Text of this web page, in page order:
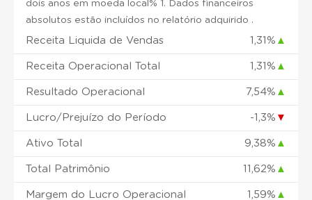
dois anos em moeda local% 1. Dados financeiros
absolutos estão incluídos no relatório adquirido .
Receita Liquida de Vendas 1,31% ▲
Receita Operacional Total 1,31% ▲
Resultado Operacional 7,54% ▲
Lucro/Prejuízo do Período -1,3% ▼
Ativo Total 9,38% ▲
Total Patrimônio 11,62% ▲
Margem do Lucro Operacional 1,59% ▲